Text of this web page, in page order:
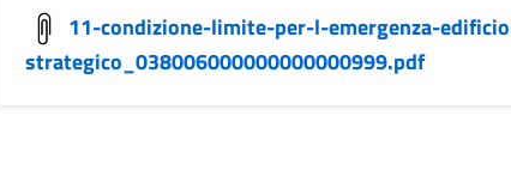
11-condizione-limite-per-l-emergenza-
strategico_038006000000000000999.pdf